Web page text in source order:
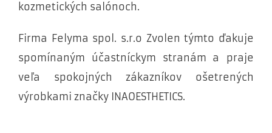
kozmetických salónoch.
Firma Felyma spol. s.r.o Zvolen týmto ďakuje
spomínaným účastníckym stranám a praje
veľa spokojných zákazníkov ošetrených
výrobkami značky INAOESTHETICS.